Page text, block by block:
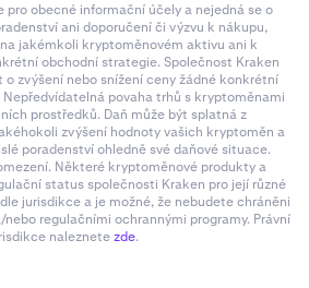
pro obecné informační účely a nejedná se o
ani doporučení či výzvu k nákupu,
jakémkoli kryptoměnovém aktivu ani k
obchodní strategie. Společnost Kraken
o zvýšení nebo snížení ceny žádné konkrétní
povaha trhů s kryptoměnami
prostředků. Daň může být splatná z
zvýšení hodnoty vašich kryptoměn a
poradenství ohledně své daňové situace.
Některé kryptoměnové produkty a
status společnosti Kraken pro její různé
jurisdikce a je možné, že nebudete chráněni
regulačními ochrannými programy. Právní
naleznetezde.